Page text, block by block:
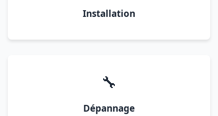
Installation
🔧
Dépannage